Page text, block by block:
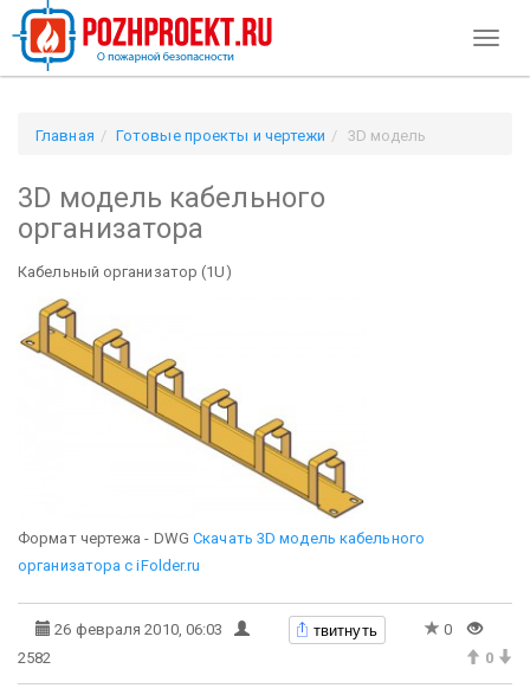
Главная Готовые проекты и чертежи
3D модель
3D модель кабельного
организатора
Кабельный организатор (1U)
Формат чертежа - DWGСкачать 3D модель кабельного
организатора c iFolder.ru
26 февраля 2010, 06:03 твитнуть
0
2582
0